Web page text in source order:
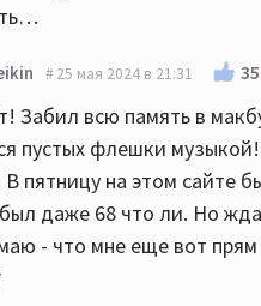
25 мая 2024 в 21:31 35
Забил всю память в
пустых флешки музыкой!
пятницу на этом сайте
даже 68 что ли. Но
- что мне еще вот